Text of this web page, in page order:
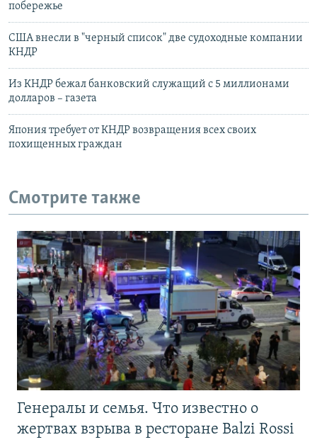
побережье
США внесли в "черный список" две судоходные компании
КНДР
Из КНДР бежал банковский служащий с 5 миллионами
долларов – газета
Япония требует от КНДР возвращения всех своих
похищенных граждан
Смотрите также
Генералы и семья. Что известно о
жертвах взрыва в ресторане Balzi Rossi